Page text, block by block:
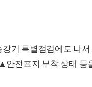
기 특별점검에도 나
전표지 부착 상태 등